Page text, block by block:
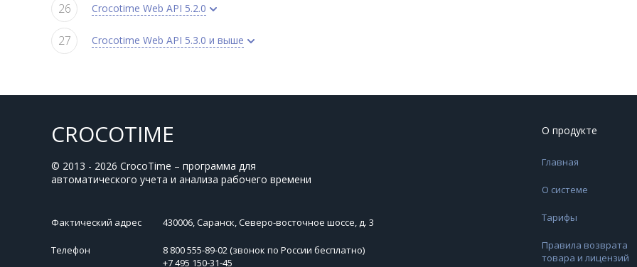
Crocotime Web API 5.2.0
Crocotime Web API 5.3.0 и выше
CROCOTIME
© 2013 - 2026 CrocoTime – программа для
автоматического учета и анализа рабочего времени
Фактический адрес 430006, Саранск, Северо-восточное шоссе, д. 3
Телефон
8 800 555-89-02 (звонок по России бесплатно)
+7 495 150‑31‑45
О продукте
Главная
О системе
Тарифы
Правила возврата
товара и лицензий